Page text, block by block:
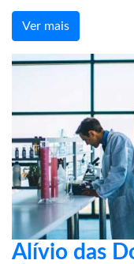
Ver mais
Alívio das